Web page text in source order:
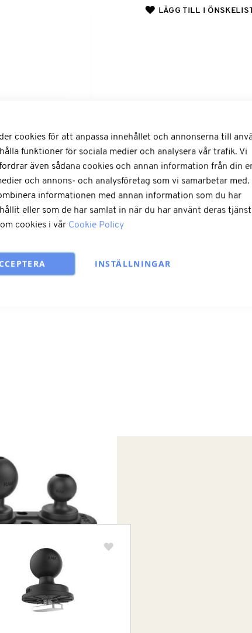
LÄGG TILL I
cookies för att anpassa innehållet och annonserna till
funktioner för sociala medier och analysera vår trafik. Vi
även sådana cookies och annan information från din
och annons- och analysföretag som vi samarbetar med.
informationen med annan information som du har
eller som de har samlat in när du har använt deras
om cookies i vår Cookie Policy
INSTÄLLNINGAR